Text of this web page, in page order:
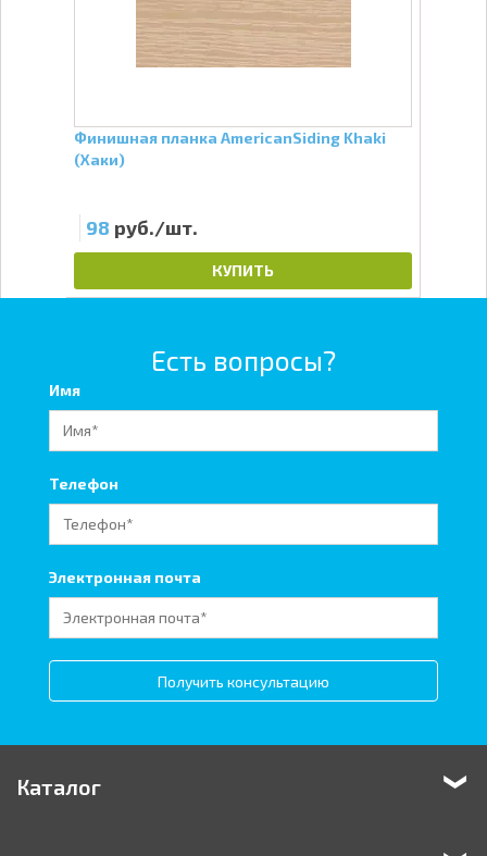
Финишная планка AmericanSiding Khaki
(Хаки)
98 руб./шт.
КУПИТЬ
Есть вопросы?
Имя
Телефон
Электронная почта
Получить консультацию
Каталог